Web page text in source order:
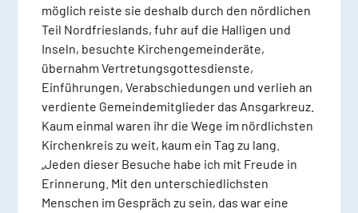
möglich reiste sie deshalb durch den nördlichen
Teil Nordfrieslands, fuhr auf die Halligen und
Inseln, besuchte Kirchengemeinderäte,
übernahm Vertretungsgottesdienste,
Einführungen, Verabschiedungen und verlieh an
verdiente Gemeindemitglieder das Ansgarkreuz.
Kaum einmal waren ihr die Wege im nördlichsten
Kirchenkreis zu weit, kaum ein Tag zu lang.
„Jeden dieser Besuche habe ich mit Freude in
Erinnerung. Mit den unterschiedlichsten
Menschen im Gespräch zu sein, das war eine